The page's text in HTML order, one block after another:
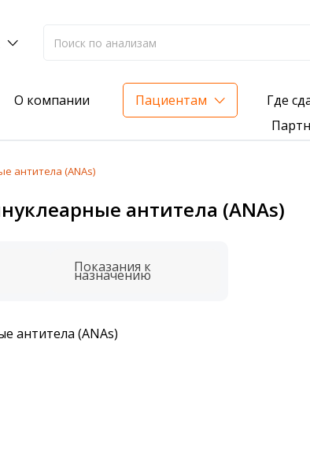
О компании Пациентам
Где
на жирорастворимые витамины — всего 3 999
для проверки на наличие инфекций
антитела (ANAs)
антитела (ANAs)
Показания к
назначению
антитела (ANAs)